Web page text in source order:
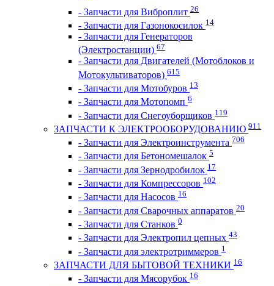
- Запчасти для Виброплит 26
- Запчасти для Газонокосилок 14
- Запчасти для Генераторов
(Электростанции) 67
- Запчасти для Двигателей (Мотоблоков и
Мотокультиваторов) 615
- Запчасти для Мотобуров 13
- Запчасти для Мотопомп 6
- Запчасти для Снегоуборщиков 119
ЗАПЧАСТИ К ЭЛЕКТРООБОРУДОВАНИЮ 911
- Запчасти для Электроинструмента 706
- Запчасти для Бетономешалок 5
- Запчасти для Зернодробилок 17
- Запчасти для Компрессоров 102
- Запчасти для Насосов 16
- Запчасти для Сварочных аппаратов 20
- Запчасти для Станков 0
- Запчасти для Электропил цепных 43
- Запчасти для электротриммеров 1
ЗАПЧАСТИ ДЛЯ БЫТОВОЙ ТЕХНИКИ 16
- Запчасти для Мясорубок 16